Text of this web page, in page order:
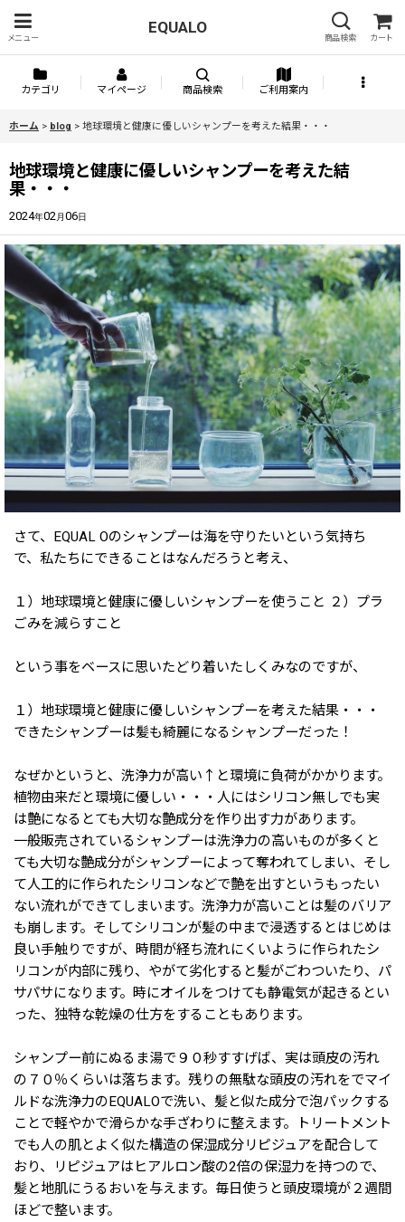
メニュー
EQUALO
商品検索 カート
カテゴリ マイページ 商品検索 ご利用案内
ホーム > blog > 地球環境と健康に優しいシャンプーを考えた結果・・・
地球環境と健康に優しいシャンプーを考えた結
果・・・
2024年02月06日
さて、EQUAL Oのシャンプーは海を守りたいという気持ち
で、私たちにできることはなんだろうと考え、
１）地球環境と健康に優しいシャンプーを使うこと ２）プラ
ごみを減らすこと
という事をベースに思いたどり着いたしくみなのですが、
１）地球環境と健康に優しいシャンプーを考えた結果・・・
できたシャンプーは髪も綺麗になるシャンプーだった！
なぜかというと、洗浄力が高い↑と環境に負荷がかかります。
植物由来だと環境に優しい・・・人にはシリコン無しでも実
は艶になるとても大切な艶成分を作り出す力があります。
一般販売されているシャンプーは洗浄力の高いものが多くと
ても大切な艶成分がシャンプーによって奪われてしまい、そし
て人工的に作られたシリコンなどで艶を出すというもったい
ない流れができてしまいます。洗浄力が高いことは髪のバリア
も崩します。そしてシリコンが髪の中まで浸透するとはじめは
良い手触りですが、時間が経ち流れにくいように作られたシ
リコンが内部に残り、やがて劣化すると髪がごわついたり、パ
サパサになります。時にオイルをつけても静電気が起きるとい
った、独特な乾燥の仕方をすることもあります。
シャンプー前にぬるま湯で９０秒すすげば、実は頭皮の汚れ
の７０％くらいは落ちます。残りの無駄な頭皮の汚れをでマイ
ルドな洗浄力のEQUALOで洗い、髪と似た成分で泡パックする
ことで軽やかで滑らかな手ざわりに整えます。トリートメント
でも人の肌とよく似た構造の保湿成分リピジュアを配合して
おり、リピジュアはヒアルロン酸の2倍の保湿力を持つので、
髪と地肌にうるおいを与えます。毎日使うと頭皮環境が２週間
ほどで整います。